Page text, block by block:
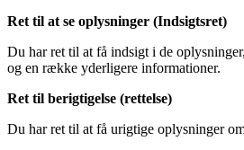
Ret til at se oplysninger (Indsigtsret)
Du har ret til at få indsigt i de
og en række yderligere informationer.
Ret til berigtigelse (rettelse)
Du har ret til at få urigtige oplysninger